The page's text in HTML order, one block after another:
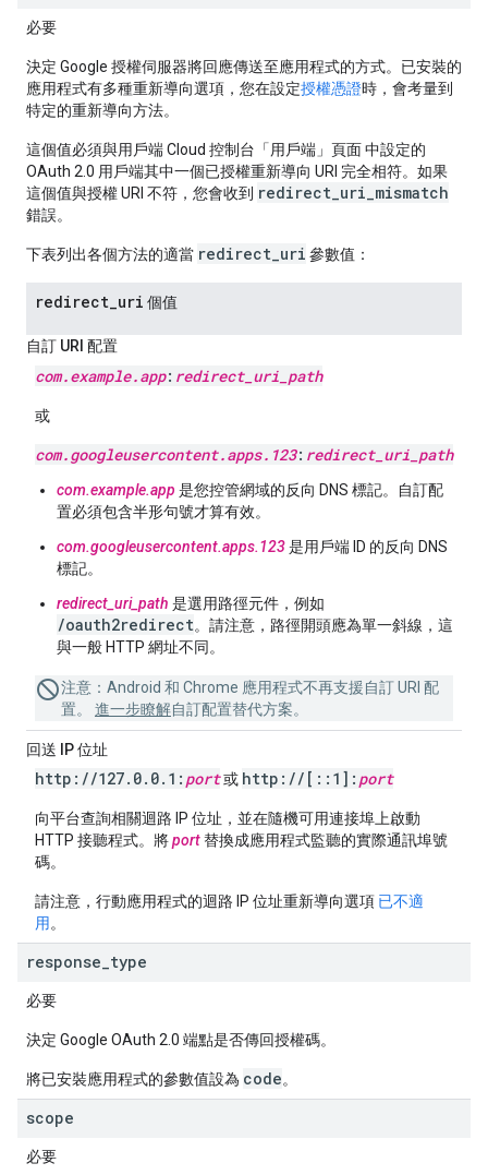
必要
決定 Google 授權伺服器將回應傳送至應用程式的方式。已安裝的
應用程式有多種重新導向選項，您在設定授權憑證時，會考量到
特定的重新導向方法。
這個值必須與用戶端 Cloud 控制台「用戶端」頁面中設定的
OAuth 2.0 用戶端其中一個已授權重新導向 URI 完全相符。如果
這個值與授權 URI 不符，您會收到 redirect_uri_mismatch
錯誤。
下表列出各個方法的適當 redirect_uri 參數值：
redirect uri 個值
自訂 URI 配置
com.example.app: redirect_ uri path
或
com.googleusercontent.apps. 123: redirect_ uri path
com.example.app 是您控管網域的反向 DNS 標記。自訂配
置必須包含半形句號才算有效。
com.googleusercontent.apps.123是用戶端 ID 的反向 DNS
標記。
redirect_uri_path 是選用路徑元件，例如
/oauth2redirect。請注意，路徑開頭應為單一斜線，這
與一般 HTTP 網址不同。
注意 ：Android 和 Chrome 應用程式不再支援自訂 URI 配
置。 進一步瞭解自訂配置替代方案。
回送 IP 位址
http: //127. 0. 0. 1: port或 http: // [ :: 1]: port
向平台查詢相關迴路 IP 位址，並在隨機可用連接埠上啟動
HTTP 接聽程式。將port替換成應用程式監聽的實際通訊埠號
碼。
請注意， 行動應用程式的迴路 IP 位址重新導向選項 已不適
用 。
response type
必要
決定 Google OAuth 2.0 端點是否傳回授權碼。
將已安裝應用程式的參數值設為 code。
scope
必要